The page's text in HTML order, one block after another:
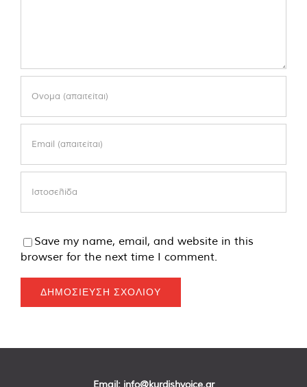
Save my name, email, and website in this
browser for the next time I comment.
Email: info@kurdishvoice.gr